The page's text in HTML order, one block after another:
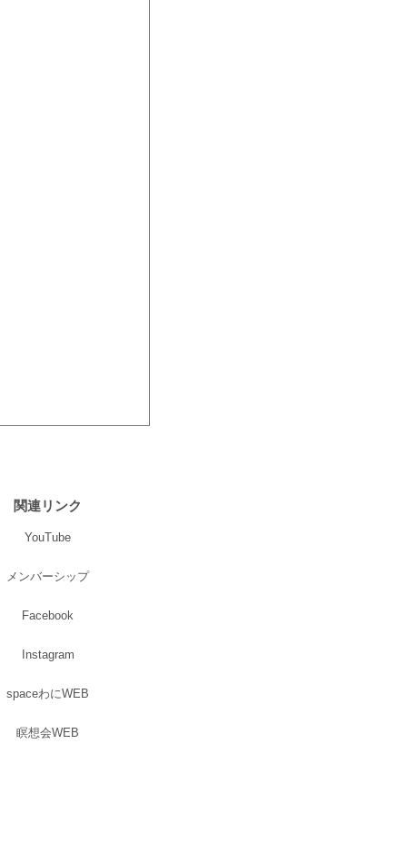
関連リンク
YouTube
メンバーシップ
Facebook
Instagram
spaceわにWEB
瞑想会WEB